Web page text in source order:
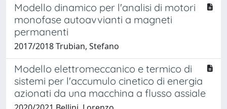
Modello dinamico per l'analisi di motori
monofase autoavvianti a magneti
permanenti
2017/2018 Trubian, Stefano
Modello elettromeccanico e termico di
sistemi per l'accumulo cinetico di energia
azionati da una macchina a flusso assiale